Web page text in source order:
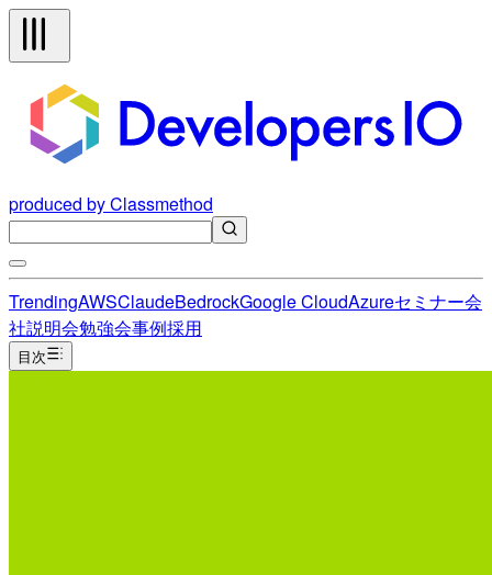
produced by Classmethod
TrendingAWSClaudeBedrockGoogle CloudAzureセミナー会
社説明会勉強会事例採用
目次